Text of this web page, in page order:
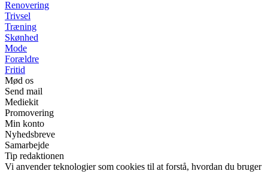
Renovering
Trivsel
Træning
Skønhed
Mode
Forældre
Fritid
Mød os
Send mail
Mediekit
Promovering
Min konto
Nyhedsbreve
Samarbejde
Tip redaktionen
Vi anvender teknologier som cookies til at forstå, hvordan du bruger